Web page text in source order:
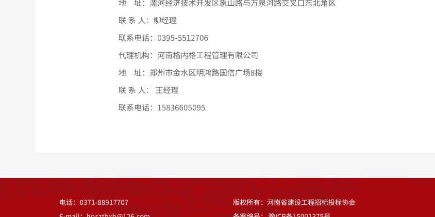
地
址：漯河经济技术开发区象山路与万泉河路交叉口东北角区
联 系 人：柳经理
联系电话： 0395-5512706
代理机构：河南格内格工程管理有限公司
地
址：郑州市金水区明鸿路国信广场8楼
联 系 人：
王经理
联系电话： 15836605095
电话：0371-88917707
版权所有：河南省建设工程招标投标协会